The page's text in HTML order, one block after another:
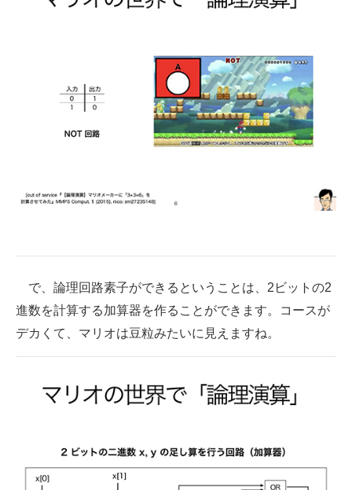
で、論理回路素子ができるということは、2ビットの2
進数を計算する加算器を作ることができます。コースが
デカくて、マリオは豆粒みたいに見えますね。